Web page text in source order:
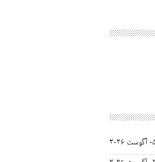
2026